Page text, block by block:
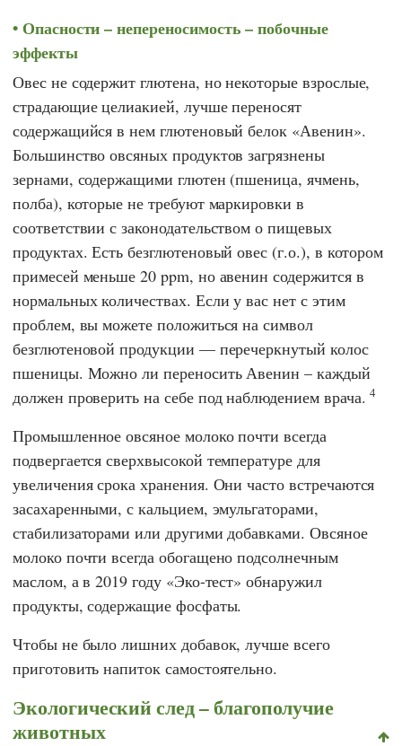
Опасности – непереносимость – побочные
эффекты
Овес не содержит глютена, но некоторые взрослые,
страдающие целиакией, лучше переносят
содержащийся в нем глютеновый белок «Авенин».
Большинство овсяных продуктов загрязнены
зернами, содержащими глютен (пшеница, ячмень,
полба), которые не требуют маркировки в
соответствии с законодательством о пищевых
продуктах. Есть безглютеновый овес (г.о.), в котором
примесей меньше 20 ppm, но авенин содержится в
нормальных количествах. Если у вас нет с этим
проблем, вы можете положиться на символ
безглютеновой продукции — перечеркнутый колос
пшеницы. Можно ли переносить Авенин – каждый
должен проверить на себе под наблюдением врача.4
Промышленное овсяное молоко почти всегда
подвергается сверхвысокой температуре для
увеличения срока хранения. Они часто встречаются
засахаренными, с кальцием, эмульгаторами,
стабилизаторами или другими добавками. Овсяное
молоко почти всегда обогащено подсолнечным
маслом, а в 2019 году «Эко-тест» обнаружил
продукты, содержащие фосфаты.
Чтобы не было лишних добавок, лучше всего
приготовить напиток самостоятельно.
Экологический след – благополучие
животных